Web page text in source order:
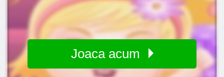
Joaca acum